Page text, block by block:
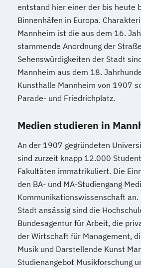
entstand hier einer der bis heute
Binnenhäfen in Europa.
Mannheim ist die aus dem 16.
stammende Anordnung der
Sehenswürdigkeiten der Stadt
Mannheim aus dem 18.
Kunsthalle Mannheim von 1907
Parade- und Friedrichplatz.
Medien studieren in
An der 1907 gegründeten
sind zurzeit knapp 12.000
Fakultäten immatrikuliert. Die
den BA- und MA-Studiengang
Kommunikationswissenschaft an.
Stadt ansässig sind die
Bundesagentur für Arbeit, die
der Wirtschaft für Management,
Musik und Darstellende Kunst
Studienangebot Musikforschung